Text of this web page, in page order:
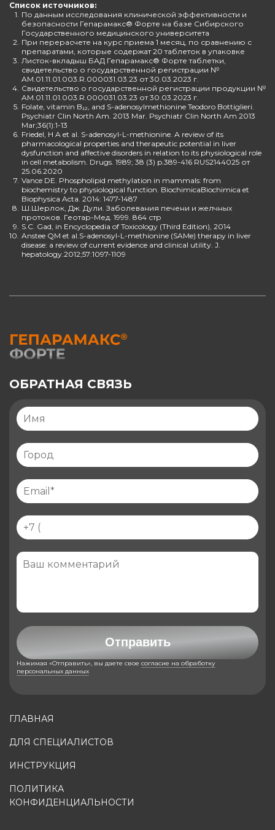
Список источников:
1. По данным исследования клинической эффективности и
безопасности Гепарамакс® Форте на базе Сибирского
Государственного медицинского университета
2. При перерасчете на курс приема 1 месяц, по сравнению с
препаратами, которые содержат 20 таблеток в упаковке
3. Листок-вкладыш БАД Гепарамакс® Форте таблетки,
свидетельство о государственной регистрации №
AM.01.11.01.003.R.000031.03.23 от 30.03.2023 г.
4. Свидетельство о государственной регистрации продукции №
AM.01.11.01.003.R.000031.03.23 от 30.03.2023 г.
5. Folate, vitamin B₁₂, and S-adenosylmethionine Teodoro Bottiglieri.
Psychiatr Clin North Am. 2013 Mar. Psychiatr Clin North Am 2013
Mar;36(1):1-13
6. Friedel, H A et al. S-adenosyl-L-methionine. A review of its
pharmacological properties and therapeutic potential in liver
dysfunction and affective disorders in relation to its physiological role
in cell metabolism. Drugs. 1989; 38 (3) p.389-416 RUS2144025 от
25.06.2020
7. Vance DE. Phospholipid methylation in mammals: from
biochemistry to physiological function. BiochimicaBiochimica et
Biophysica Acta. 2014: 1477-1487
8. Ш.Шерлок, Дж. Дули. Заболевания печени и желчных
протоков. Геотар-Мед. 1999. 864 стр
9. S.C. Gad, in Encyclopedia of Toxicology (Third Edition), 2014
10. Anstee QM et al.S-adenosyl-L-methionine (SAMe) therapy in liver
disease: a review of current evidence and clinical utility. J.
hepatology.2012;57:1097-1109
ГЛАВНАЯ
ДЛЯ СПЕЦИАЛИСТОВ
ИНСТРУКЦИЯ
ПОЛИТИКА
КОНФИДЕНЦИАЛЬНОСТИ
ОБРАТНАЯ СВЯЗЬ
Отправить
Нажимая «Отправить», вы даете свое согласие на обработку
персональных данных